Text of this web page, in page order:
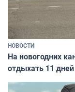
НОВОСТИ
На новогодних
отдыхать 11 дней